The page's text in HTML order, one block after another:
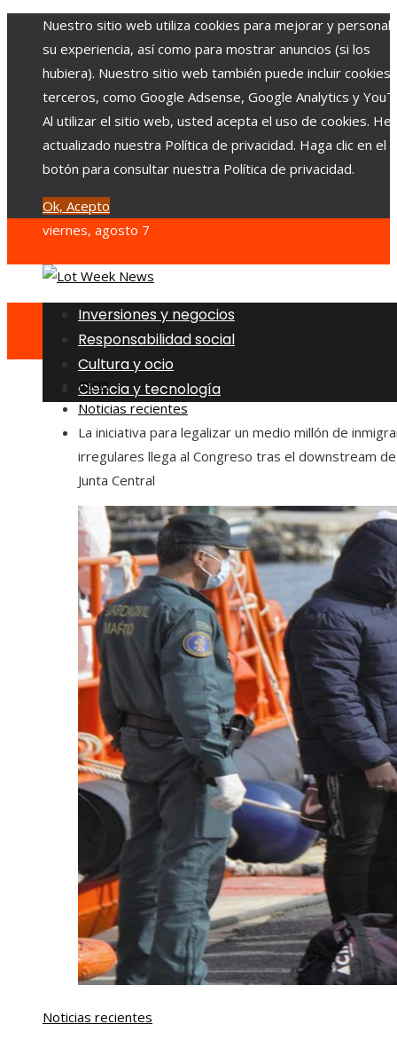
Nuestro sitio web utiliza cookies para mejorar y
su experiencia, así como para mostrar anuncios (si los
hubiera). Nuestro sitio web también puede incluir cookies
terceros, como Google Adsense, Google Analytics y
Al utilizar el sitio web, usted acepta el uso de cookies.
actualizado nuestra Política de privacidad. Haga clic en el
botón para consultar nuestra Política de privacidad.
Ok, Acepto
viernes, agosto 7
Inversiones y negocios
Responsabilidad social
Cultura y ocio
Ciencia y tecnología
Inicio
Noticias recientes
La iniciativa para legalizar un medio millón de
irregulares llega al Congreso tras el downstream
Junta Central
Noticias recientes